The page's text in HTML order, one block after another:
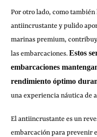
Por otro lado, como
antiincrustante y pulido
marinas premium,
las embarcaciones.Estos
embarcaciones
rendimiento óptimo
una experiencia náutica de
El antiincrustante es un
embarcación para prevenir